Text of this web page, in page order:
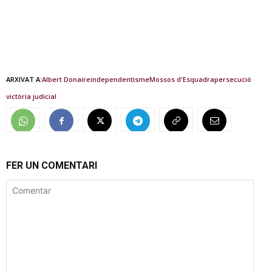
ARXIVAT A:Albert DonaireindependentismeMossos d'Esquadrapersecució
victòria judicial
FER UN COMENTARI